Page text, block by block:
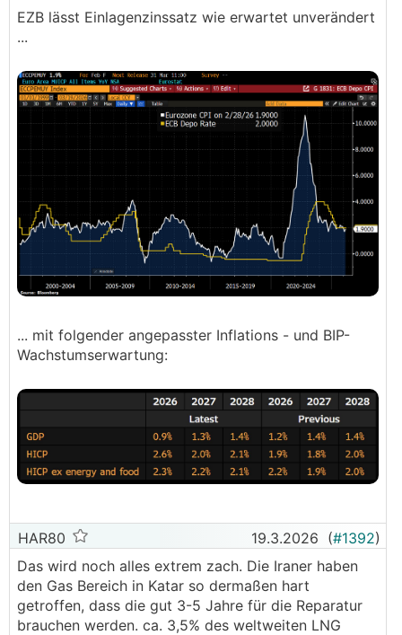
EZB lässt Einlagenzinssatz wie erwartet unverändert
...
... mit folgender angepasster Inflations - und BIP-
Wachstumserwartung:
HAR80 19.3.2026 (#1392)
Das wird noch alles extrem zach. Die Iraner haben
den Gas Bereich in Katar so dermaßen hart
getroffen, dass die gut 3-5 Jahre für die Reparatur
brauchen werden. ca. 3,5% des weltweiten LNG